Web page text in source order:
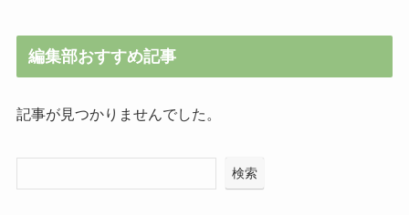
編集部おすすめ記事
記事が見つかりませんでした。
検索